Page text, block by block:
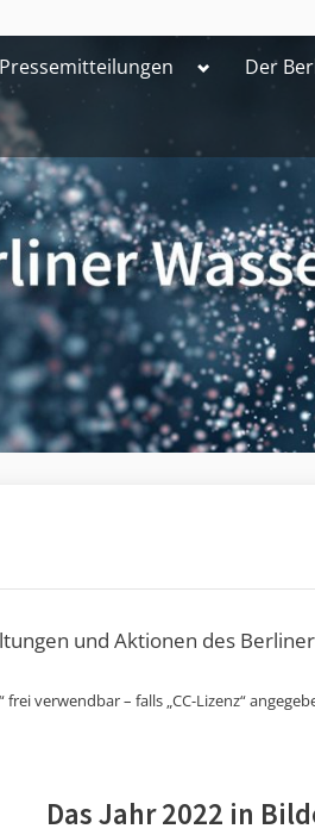
Pressemitteilungen ToggleDer
und Aktionen des
verwendbar – falls „CC-Lizenz“
Das Jahr 2022 in